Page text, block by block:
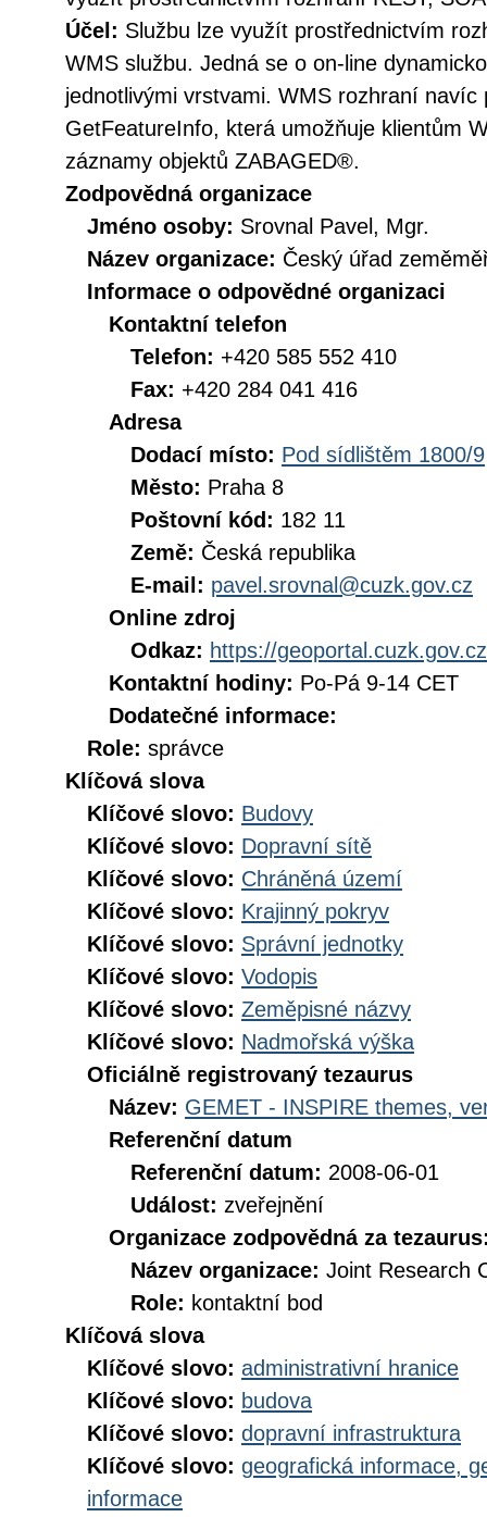
Účel: Službu lze využít prostřednictvím
WMS službu. Jedná se o on-line
jednotlivými vrstvami. WMS rozhraní navíc
GetFeatureInfo, která umožňuje klientům
záznamy objektů ZABAGED®.
Zodpovědná organizace
Jméno osoby: Srovnal Pavel, Mgr.
Název organizace: Český úřad
Informace o odpovědné organizaci
Kontaktní telefon
Telefon: +420 585 552 410
Fax: +420 284 041 416
Adresa
Dodací místo: Pod sídlištěm 1800/9
Město: Praha 8
Poštovní kód: 182 11
Země: Česká republika
E-mail: pavel.srovnal@cuzk.gov.cz
Online zdroj
Odkaz: https://geoportal.cuzk.gov.cz
Kontaktní hodiny: Po-Pá 9-14 CET
Dodatečné informace:
Role: správce
Klíčová slova
Klíčové slovo: Budovy
Klíčové slovo: Dopravní sítě
Klíčové slovo: Chráněná území
Klíčové slovo: Krajinný pokryv
Klíčové slovo: Správní jednotky
Klíčové slovo: Vodopis
Klíčové slovo: Zeměpisné názvy
Klíčové slovo: Nadmořská výška
Oficiálně registrovaný tezaurus
Název: GEMET - INSPIRE themes,
Referenční datum
Referenční datum: 2008-06-01
Událost: zveřejnění
Organizace zodpovědná za
Název organizace: Joint Research
Role: kontaktní bod
Klíčová slova
Klíčové slovo: administrativní hranice
Klíčové slovo: budova
Klíčové slovo: dopravní infrastruktura
Klíčové slovo: geografická informace,
informace